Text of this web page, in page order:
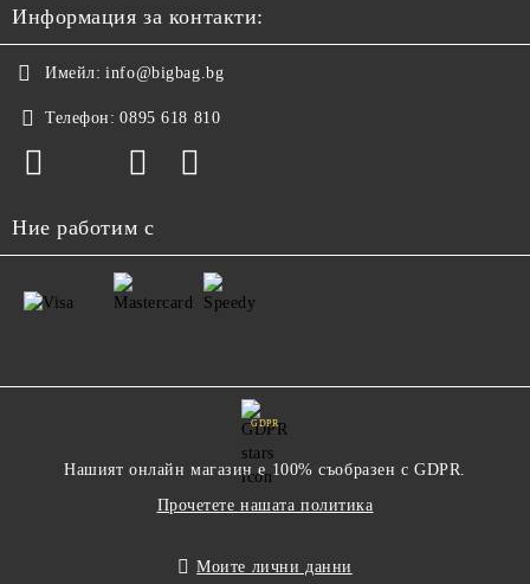
Информация за контакти:
Имейл: info@bigbag.bg
Телефон: 0895 618 810
Ние работим с
GDPR
Нашият онлайн магазин е 100% съобразен с GDPR.
Прочетете нашата политика
Моите лични данни